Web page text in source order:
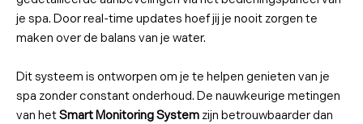
je spa. Door real-time updates hoef jij je nooit zorgen te
maken over de balans van je water.
Dit systeem is ontworpen om je te helpen genieten van je
spa zonder constant onderhoud. De nauwkeurige metingen
van hetSmart Monitoring System zijn betrouwbaarder dan